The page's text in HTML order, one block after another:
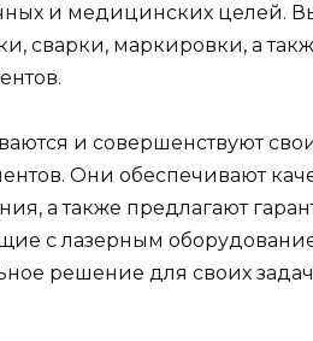
и медицинских целей.
сварки, маркировки, а
и совершенствуют
Они обеспечивают
а также предлагают
с лазерным
решение для своих